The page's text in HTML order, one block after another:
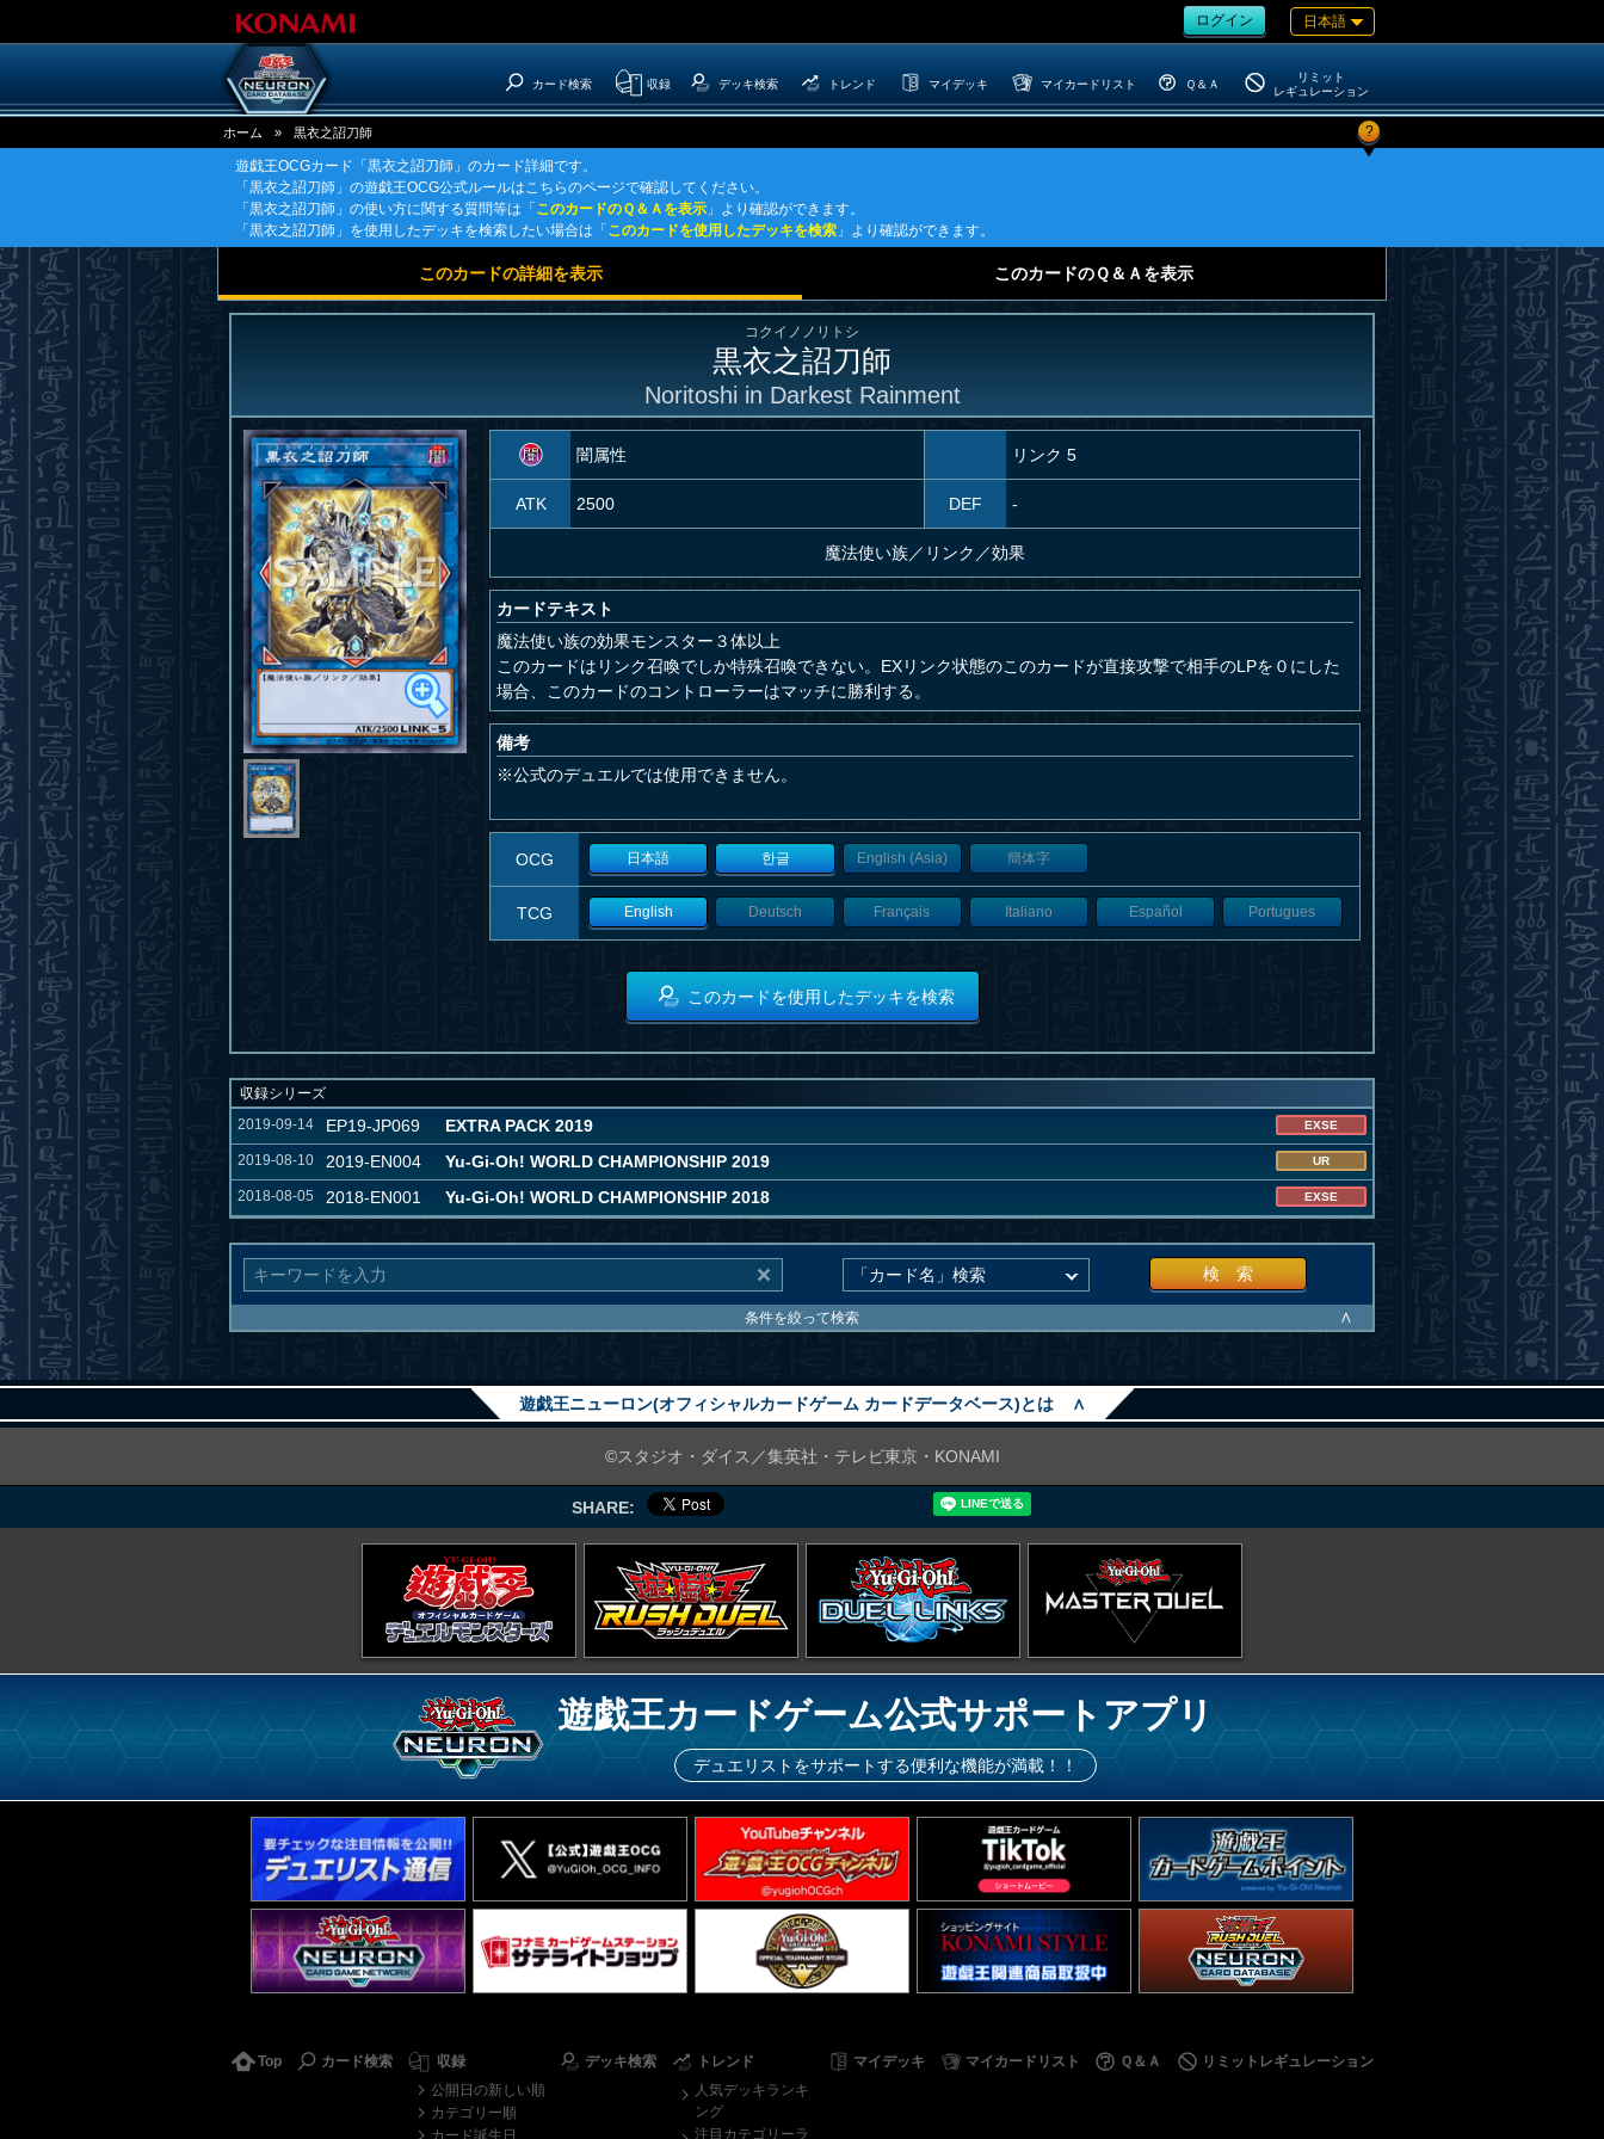
ログイン 日本語
カード検索 収録 デッキ検索 トレンド マイデッキ マイカードリスト Ｑ＆Ａ
リミット
レギュレーション
ホーム » 黒衣之詔刀師 ?
遊戯王OCGカード「黒衣之詔刀師」のカード詳細です。
「黒衣之詔刀師」の遊戯王OCG公式ルールはこちらのページで確認してください。
「黒衣之詔刀師」の使い方に関する質問等は「 このカードのＱ＆Ａを表示 」より確認ができます。
「黒衣之詔刀師」を使用したデッキを検索したい場合は「 このカードを使用したデッキを検索 」より確認ができます。
このカードの詳細を表示 このカードのＱ＆Ａを表示
コクイノノリトシ
黒衣之詔刀師
Noritoshi in Darkest Rainment
闇属性 リンク 5
ATK 2500 DEF -
魔法使い族／ リンク／効果
カードテキスト
魔法使い族の効果モンスター３体以上
このカードはリンク召喚でしか特殊召喚できない。EXリンク状態のこのカードが直接攻撃で相手のLPを０にした
場合、このカードのコントローラーはマッチに勝利する。
備考
※公式のデュエルでは使用できません。
OCG 日本語 한글 English (Asia) 簡体字
TCG English Deutsch Français Italiano Español Portugues
このカードを使用したデッキを検索
収録シリーズ
2019-09-14
EP19-JP069 EXTRA PACK 2019 EXSE
2019-08-10 2019-EN004 Yu-Gi-Oh! WORLD CHAMPIONSHIP 2019 UR
2018-08-05 2018-EN001 Yu-Gi-Oh! WORLD CHAMPIONSHIP 2018 EXSE
検 索
条件を絞って検索 ∧
遊戯王ニューロン(オフィシャルカードゲーム カードデータベース)とは ∧
©スタジオ・ダイス／集英社・テレビ東京・KONAMI
SHARE:
遊戯王カードゲーム公式サポートアプリ
デュエリストをサポートする便利な機能が満載！！
Top カード検索
収録
公開日の新しい順
カテゴリー順
デッキ検索
トレンド
人気デッキランキ
ング
注目カテゴリーラ
マイデッキ マイカードリスト Ｑ＆Ａ リミットレギュレーション